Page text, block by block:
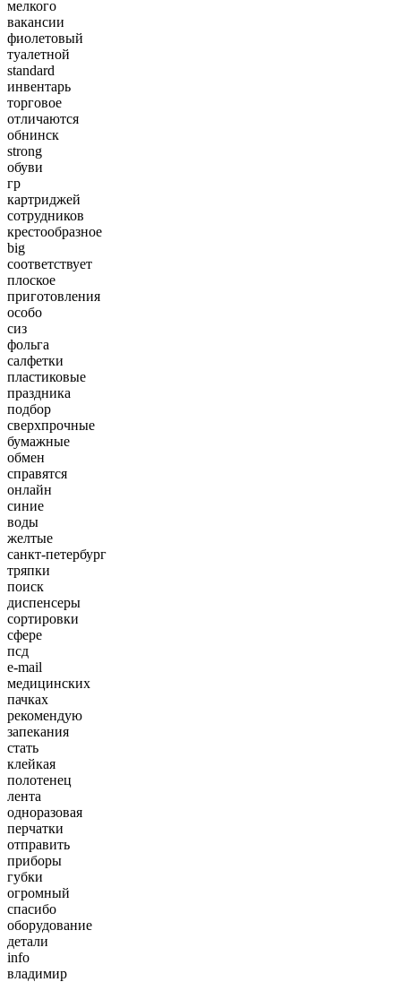
мелкого
вакансии
фиолетовый
туалетной
standard
инвентарь
торговое
отличаются
обнинск
strong
обуви
гр
картриджей
сотрудников
крестообразное
big
соответствует
плоское
приготовления
особо
сиз
фольга
салфетки
пластиковые
праздника
подбор
сверхпрочные
бумажные
обмен
справятся
онлайн
синие
воды
желтые
санкт-петербург
тряпки
поиск
диспенсеры
сортировки
сфере
псд
e-mail
медицинских
пачках
рекомендую
запекания
стать
клейкая
полотенец
лента
одноразовая
перчатки
отправить
приборы
губки
огромный
спасибо
оборудование
детали
info
владимир